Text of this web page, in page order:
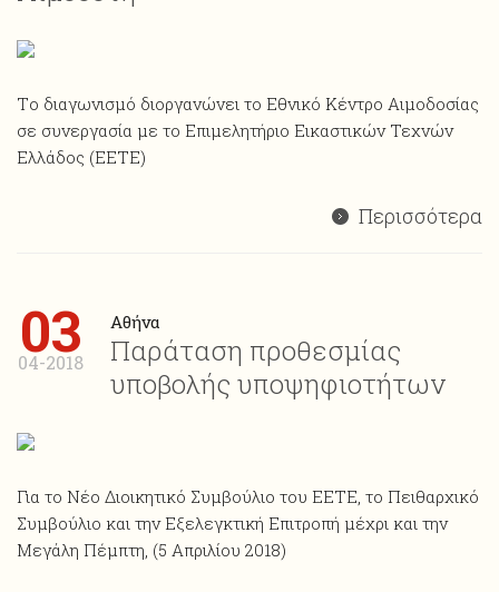
Tο διαγωνισμό διοργανώνει το Εθνικό Κέντρο Αιμοδοσίας
σε συνεργασία με το Επιμελητήριο Εικαστικών Τεχνών
Ελλάδος (EETE)
Περισσότερα
03
04-2018
Αθήνα
Παράταση προθεσμίας
υποβολής υποψηφιοτήτων
Για το Νέο Διοικητικό Συμβούλιο του ΕΕΤΕ, το Πειθαρχικό
Συμβούλιο και την Εξελεγκτική Επιτροπή μέχρι και την
Μεγάλη Πέμπτη, (5 Απριλίου 2018)